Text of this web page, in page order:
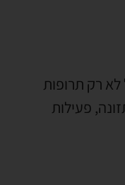
לא רק תרופות
פעילות